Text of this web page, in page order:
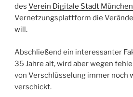
des Verein Digitale Stadt München
Vernetzungsplattform die
will.
Abschließend ein interessanter
35 Jahre alt, wird aber wegen
von Verschlüsselung immer noch
verschickt.